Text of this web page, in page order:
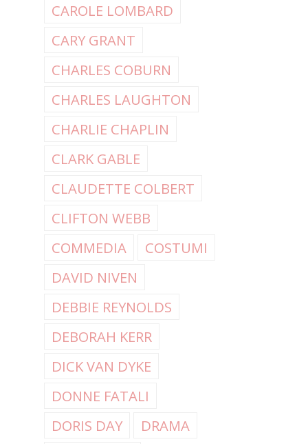
CAROLE LOMBARD
CARY GRANT
CHARLES COBURN
CHARLES LAUGHTON
CHARLIE CHAPLIN
CLARK GABLE
CLAUDETTE COLBERT
CLIFTON WEBB
COMMEDIA
COSTUMI
DAVID NIVEN
DEBBIE REYNOLDS
DEBORAH KERR
DICK VAN DYKE
DONNE FATALI
DORIS DAY
DRAMA